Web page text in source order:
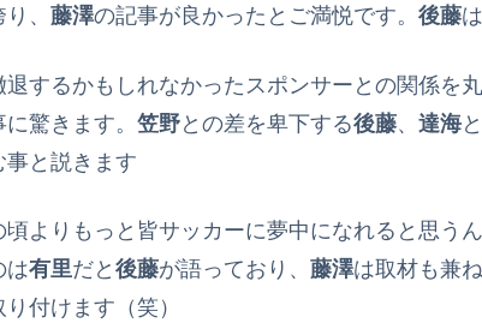
、 藤澤の記事が良かったとご満悦です。 後藤は
退するかもしれなかったスポンサーとの関係を
驚きます。 笠野との差を卑下する後藤、 達海と
事と説きます
頃よりもっと皆サッカーに夢中になれると思う
は有里だと 後藤が語っており、 藤澤は取材も兼
付けます（笑）